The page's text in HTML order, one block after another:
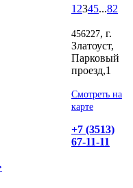
1 2345...82
456227, г.
Златоуст,
Парковый
проезд,1
Смотреть на
карте
+7 (3513)
67-11-11